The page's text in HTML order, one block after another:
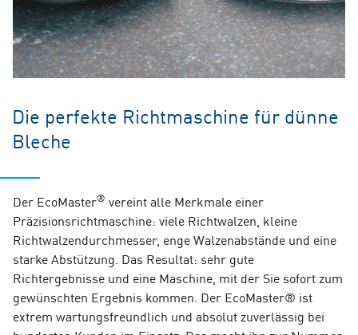
Die perfekte Richtmaschine für dünne
Bleche
Der EcoMaster® vereint alle Merkmale einer
Präzisionsrichtmaschine: viele Richtwalzen, kleine
Richtwalzendurchmesser, enge Walzenabstände und eine
starke Abstützung. Das Resultat: sehr gute
Richtergebnisse und eine Maschine, mit der Sie sofort zum
gewünschten Ergebnis kommen. Der EcoMaster® ist
extrem wartungsfreundlich und absolut zuverlässig bei